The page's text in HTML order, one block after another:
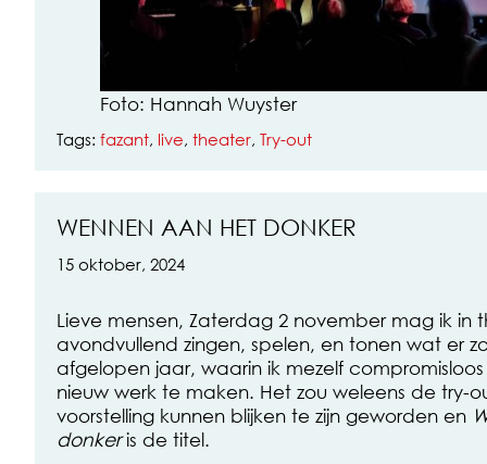
Foto: Hannah Wuyster
Tags: fazant, live, theater, Try-out
WENNEN AAN HET DONKER
15 oktober, 2024
Lieve mensen, Zaterdag 2 november mag ik in
avondvullend zingen, spelen, en tonen wat er
afgelopen jaar, waarin ik mezelf
nieuw werk te maken. Het zou weleens de try-
voorstelling kunnen blijken te zijn geworden en
donkeris de titel.